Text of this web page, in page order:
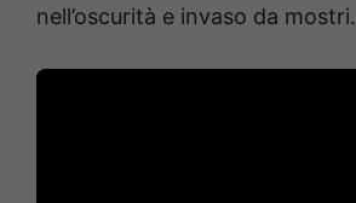
nell’oscurità e invaso da mostri.